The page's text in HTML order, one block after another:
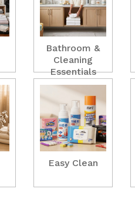
Bathroom &
Cleaning
Essentials
Easy Clean